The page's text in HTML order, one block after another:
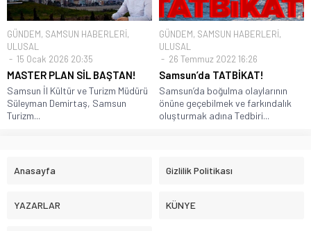
GÜNDEM, SAMSUN HABERLERİ,
ULUSAL
15 Ocak 2026 20:35
MASTER PLAN SİL BAŞTAN!
Samsun İl Kültür ve Turizm Müdürü
Süleyman Demirtaş, Samsun
Turizm...
GÜNDEM, SAMSUN HABERLERİ,
ULUSAL
26 Temmuz 2022 16:26
Samsun’da TATBİKAT!
Samsun’da boğulma olaylarının
önüne geçebilmek ve farkındalık
oluşturmak adına Tedbiri...
Anasayfa Gizlilik Politikası
YAZARLAR KÜNYE